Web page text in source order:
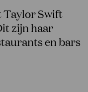
Taylor Swift
zijn haar
en bars